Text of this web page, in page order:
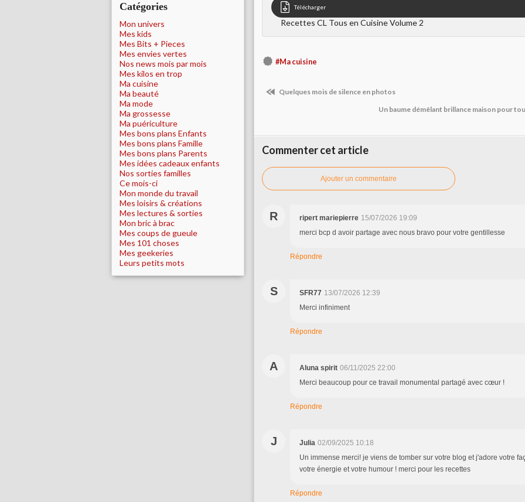
Catégories
Mon univers
Mes kids
Mes Bits + Pieces
Mes envies vertes
Nos news mois par mois
Mes kilos en trop
Ma cuisine
Ma beauté
Ma mode
Ma grossesse
Ma puériculture
Mes bons plans Enfants
Mes bons plans Famille
Mes bons plans Parents
Mes idées cadeaux enfants
Nos sorties familles
Ce mois-ci
Mon monde du travail
Mes loisirs & créations
Mes lectures & sorties
Mon bric à brac
Mes coups de gueule
Mes 101 choses
Mes geekeries
Leurs petits mots
Télécharger
Recettes CL Tous en Cuisine Volume 2
#Ma cuisine
Quelques mois de silence en photos
Un baume démêlant brillance maison pour
Commenter cet article
Ajouter un commentaire
R ripert mariepierre 15/07/2026 19:09
merci bcp d avoir partage avec nous bravo pour votre gentillesse
Répondre
S SFR77 13/07/2026 12:39
Merci infiniment
Répondre
A Aluna spirit 06/11/2025 22:00
Merci beaucoup pour ce travail monumental partagé avec cœur !
Répondre
J Julia 02/09/2025 10:18
Un immense merci! je viens de tomber sur votre blog et j'adore votre
votre énergie et votre humour ! merci pour les recettes
Répondre